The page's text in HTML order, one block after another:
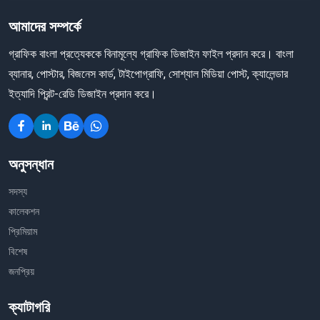
আমাদের সম্পর্কে
গ্রাফিক বাংলা প্রত্যেককে বিনামূল্যে গ্রাফিক ডিজাইন ফাইল প্রদান করে। বাংলা
ব্যানার, পোস্টার, বিজনেস কার্ড, টাইপোগ্রাফি, সোশ্যাল মিডিয়া পোস্ট, ক্যালেন্ডার
ইত্যাদি প্রিন্ট-রেডি ডিজাইন প্রদান করে।
অনুসন্ধান
সদস্য
কালেকশন
প্রিমিয়াম
বিশেষ
জনপ্রিয়
ক্যাটাগরি